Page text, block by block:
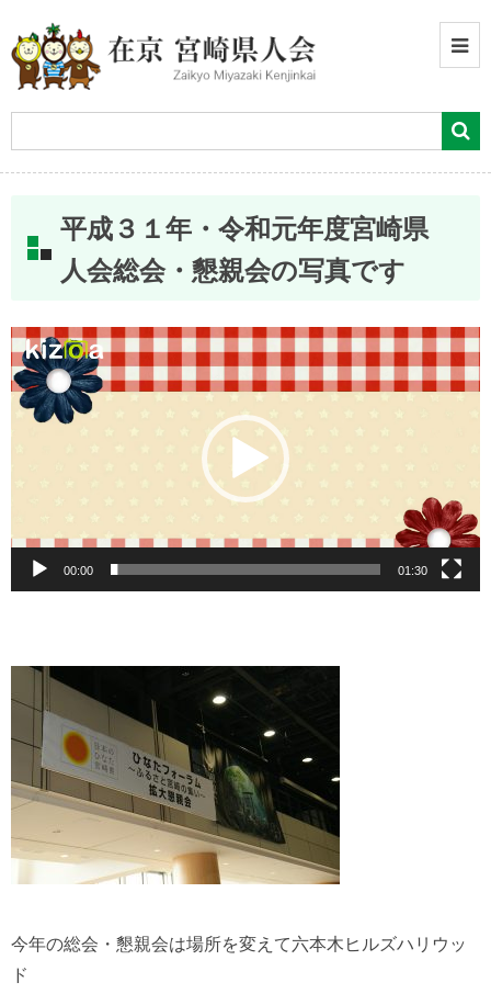
平成３１年・令和元年度宮崎県
人会総会・懇親会の写真です
動
画
プ
レー
00:00 01:30
今年の総会・懇親会は場所を変えて六本木ヒルズハリウッ
ド